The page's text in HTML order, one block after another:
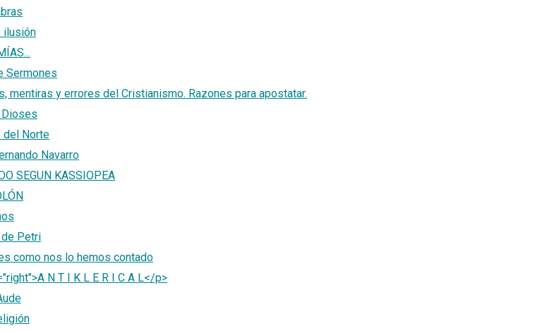
ilusión
Sermones
mentiras y errores del Cristianismo. Razones para apostatar.
del Norte
Navarro
SEGUN KASSIOPEA
de Petri
como nos lo hemos contado
N T I K L E R I C A L</p>